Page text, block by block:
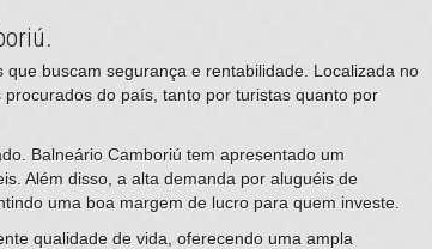
buscam segurança e rentabilidade. Localizada no
do país, tanto por turistas quanto por
Balneário Camboriú tem apresentado um
Além disso, a alta demanda por aluguéis de
uma boa margem de lucro para quem investe.
qualidade de vida, oferecendo uma ampla